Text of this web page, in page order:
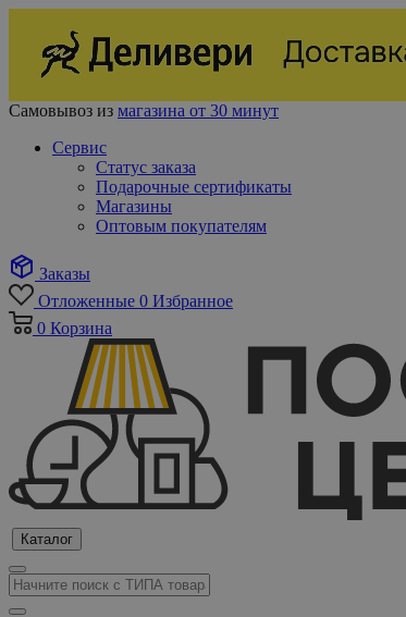
Самовывоз из магазина от 30 минут
Сервис
Статус заказа
Подарочные сертификаты
Магазины
Оптовым покупателям
Заказы
Отложенные 0 Избранное
0 Корзина
Каталог